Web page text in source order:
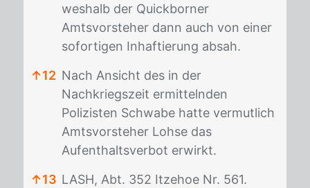
weshalb der Quickborner
Amtsvorsteher dann auch von einer
sofortigen Inhaftierung absah.
↑12 Nach Ansicht des in der
Nachkriegszeit ermittelnden
Polizisten Schwabe hatte vermutlich
Amtsvorsteher Lohse das
Aufenthaltsverbot erwirkt.
↑13 LASH, Abt. 352 Itzehoe Nr. 561.